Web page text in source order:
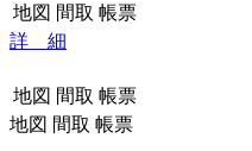
地図 間取 帳票
詳 細
地図 間取 帳票
地図 間取 帳票